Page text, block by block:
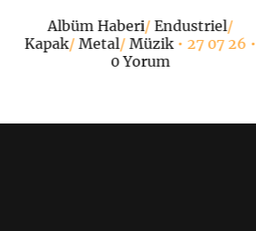
Albüm Haberi/Endustriel/
Kapak/Metal/Müzik• 27 07 26 •
0 Yorum